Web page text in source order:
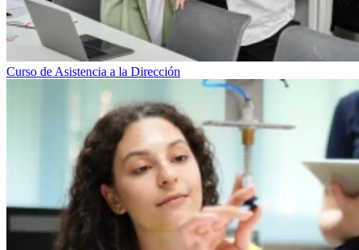
Curso de Asistencia a la Dirección